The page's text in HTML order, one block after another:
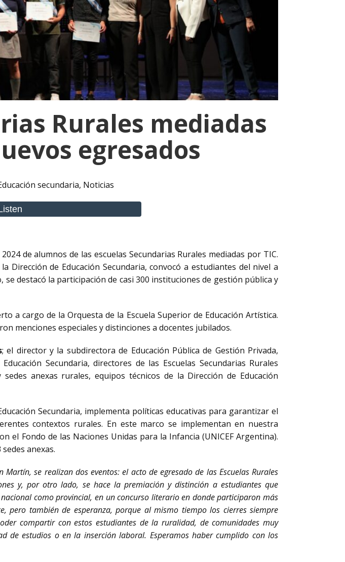
Rurales mediadas
egresados
secundaria, Noticias
de alumnos de las escuelas Secundarias Rurales mediadas por TIC.
Dirección de Educación Secundaria, convocó a estudiantes del nivel a
destacó la participación de casi 300 instituciones de gestión pública y
a cargo de la Orquesta de la Escuela Superior de Educación Artística.
menciones especiales y distinciones a docentes jubilados.
; el director y la subdirectora de Educación Pública de Gestión Privada,
Secundaria, directores de las Escuelas Secundarias Rurales
anexas rurales, equipos técnicos de la Dirección de Educación
Secundaria, implementa políticas educativas para garantizar el
contextos rurales. En este marco se implementan en nuestra
el Fondo de las Naciones Unidas para la Infancia (UNICEF Argentina).
anexas.
Martín, se realizan dos eventos: el acto de egresado de las Escuelas Rurales
y, por otro lado, se hace la premiación y distinción a estudiantes que
como provincial, en un concurso literario en donde participaron más
pero también de esperanza, porque al mismo tiempo los cierres siempre
compartir con estos estudiantes de la ruralidad, de comunidades muy
de estudios o en la inserción laboral. Esperamos haber cumplido con los